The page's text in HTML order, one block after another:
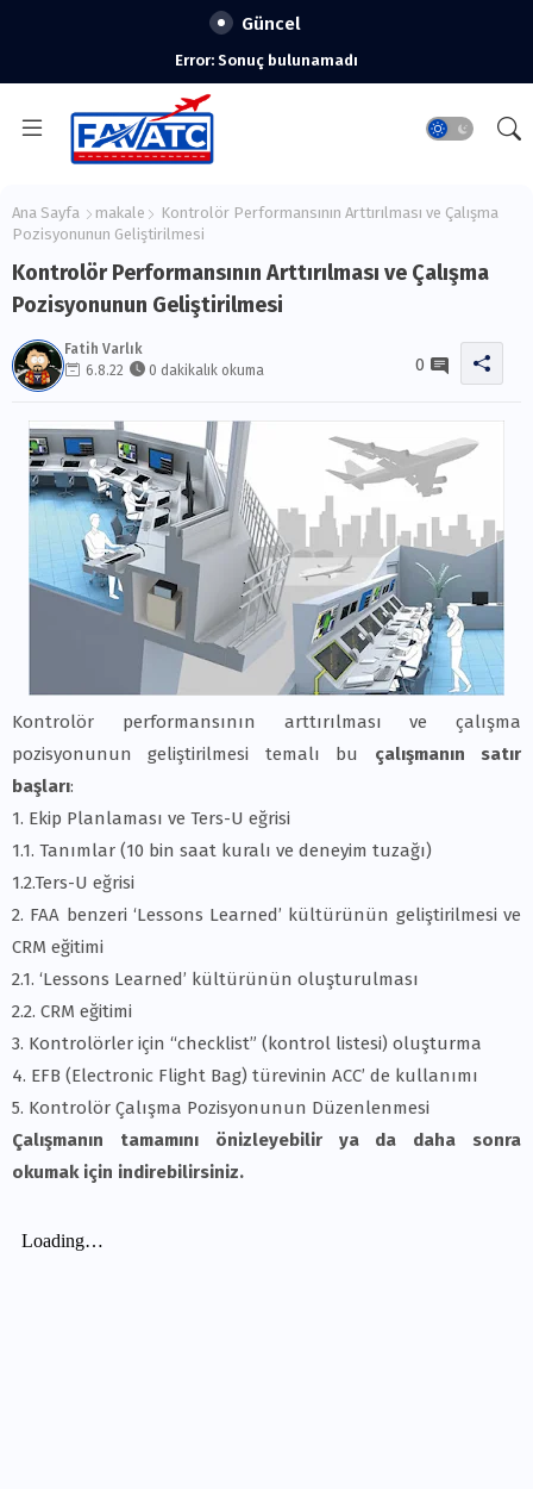
Güncel
Error: Sonuç bulunamadı
Ana Sayfa makale
Kontrolör Performansının Arttırılması ve Çalışma
Pozisyonunun Geliştirilmesi
Kontrolör Performansının Arttırılması ve Çalışma
Pozisyonunun Geliştirilmesi
Fatih Varlık
6.8.22
0 dakikalık okuma 0
Kontrolör performansının arttırılması ve çalışma
pozisyonunun geliştirilmesi temalı bu çalışmanın satır
başları:
1. Ekip Planlaması ve Ters-U eğrisi
1.1. Tanımlar (10 bin saat kuralı ve deneyim tuzağı)
1.2.Ters-U eğrisi
2. FAA benzeri ‘Lessons Learned’ kültürünün geliştirilmesi ve
CRM eğitimi
2.1. ‘Lessons Learned’ kültürünün oluşturulması
2.2. CRM eğitimi
3. Kontrolörler için “checklist” (kontrol listesi) oluşturma
4. EFB (Electronic Flight Bag) türevinin ACC’ de kullanımı
5. Kontrolör Çalışma Pozisyonunun Düzenlenmesi
Çalışmanın tamamını önizleyebilir ya da daha sonra
okumak için indirebilirsiniz.